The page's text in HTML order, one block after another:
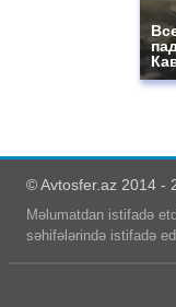
© Avtosfer.az 2014 -
Məlumatdan istifadə
səhifələrində istifadə